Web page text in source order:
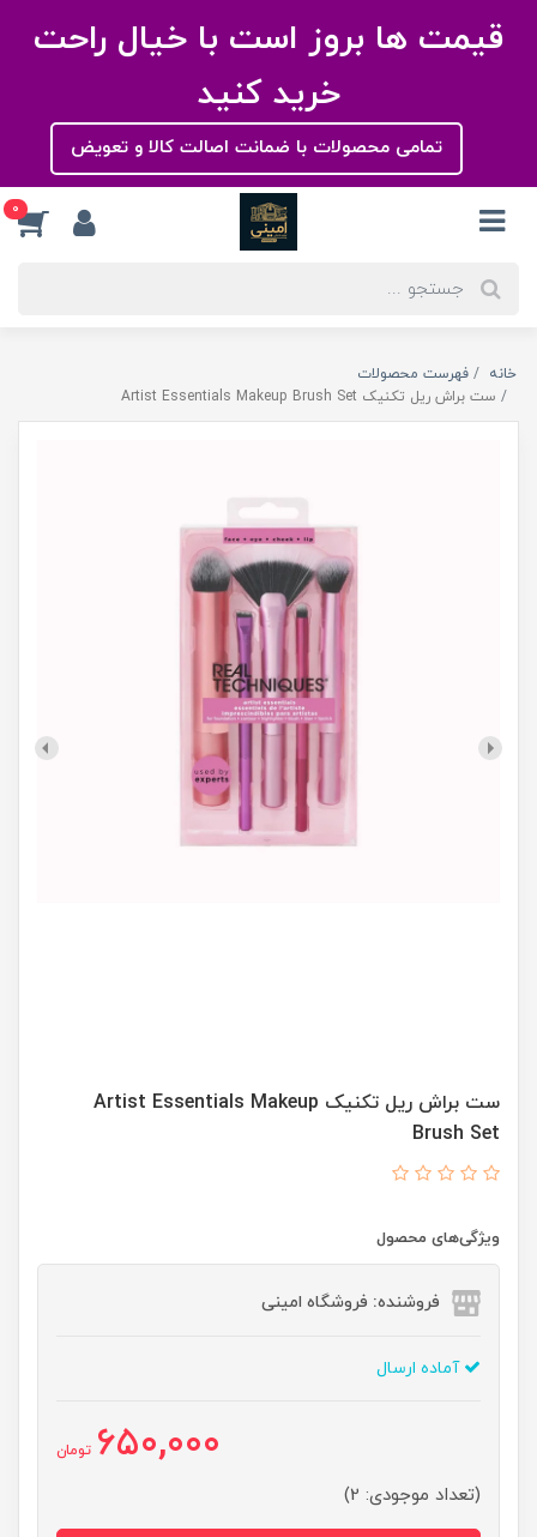
قیمت ها بروز است با خیال راحت
خرید کنید
تمامی محصولات با ضمانت اصالت کالا و تعویض
0
خانه
فهرست محصولات
ست براش ریل تکنیک Artist Essentials Makeup Brush Set
ست براش ریل تکنیک Artist Essentials Makeup
Brush Set
ویژگی‌های محصول
فروشنده: فروشگاه امینی
آماده ارسال
650,000 تومان
(تعداد موجودی: 2)